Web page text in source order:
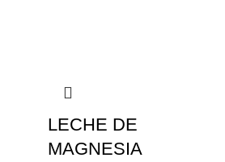
LECHE DE
MAGNESIA